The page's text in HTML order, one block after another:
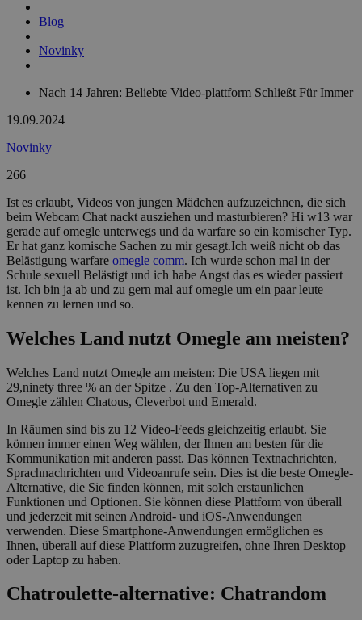
Blog
Novinky
Nach 14 Jahren: Beliebte Video-plattform Schließt Für Immer
19.09.2024
Novinky
266
Ist es erlaubt, Videos von jungen Mädchen aufzuzeichnen, die sich
beim Webcam Chat nackt ausziehen und masturbieren? Hi w13 war
gerade auf omegle unterwegs und da warfare so ein komischer Typ.
Er hat ganz komische Sachen zu mir gesagt.Ich weiß nicht ob das
Belästigung warfare omegle comm. Ich wurde schon mal in der
Schule sexuell Belästigt und ich habe Angst das es wieder passiert
ist. Ich bin ja ab und zu gern mal auf omegle um ein paar leute
kennen zu lernen und so.
Welches Land nutzt Omegle am meisten?
Welches Land nutzt Omegle am meisten: Die USA liegen mit
29,ninety three % an der Spitze . Zu den Top-Alternativen zu
Omegle zählen Chatous, Cleverbot und Emerald.
In Räumen sind bis zu 12 Video-Feeds gleichzeitig erlaubt. Sie
können immer einen Weg wählen, der Ihnen am besten für die
Kommunikation mit anderen passt. Das können Textnachrichten,
Sprachnachrichten und Videoanrufe sein. Dies ist die beste Omegle-
Alternative, die Sie finden können, mit solch erstaunlichen
Funktionen und Optionen. Sie können diese Plattform von überall
und jederzeit mit seinen Android- und iOS-Anwendungen
verwenden. Diese Smartphone-Anwendungen ermöglichen es
Ihnen, überall auf diese Plattform zuzugreifen, ohne Ihren Desktop
oder Laptop zu haben.
Chatroulette-alternative: Chatrandom